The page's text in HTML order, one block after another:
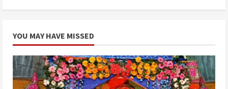
YOU MAY HAVE MISSED